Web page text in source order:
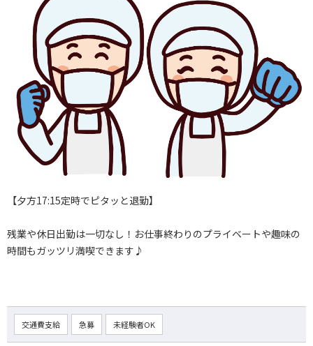
【夕方17:15定時でピタッと退勤】
残業や休日出勤は一切なし！お仕事終わりのプライベートや趣味の
時間もガッツリ満喫できます♪
交通費支給 急募 未経験者OK